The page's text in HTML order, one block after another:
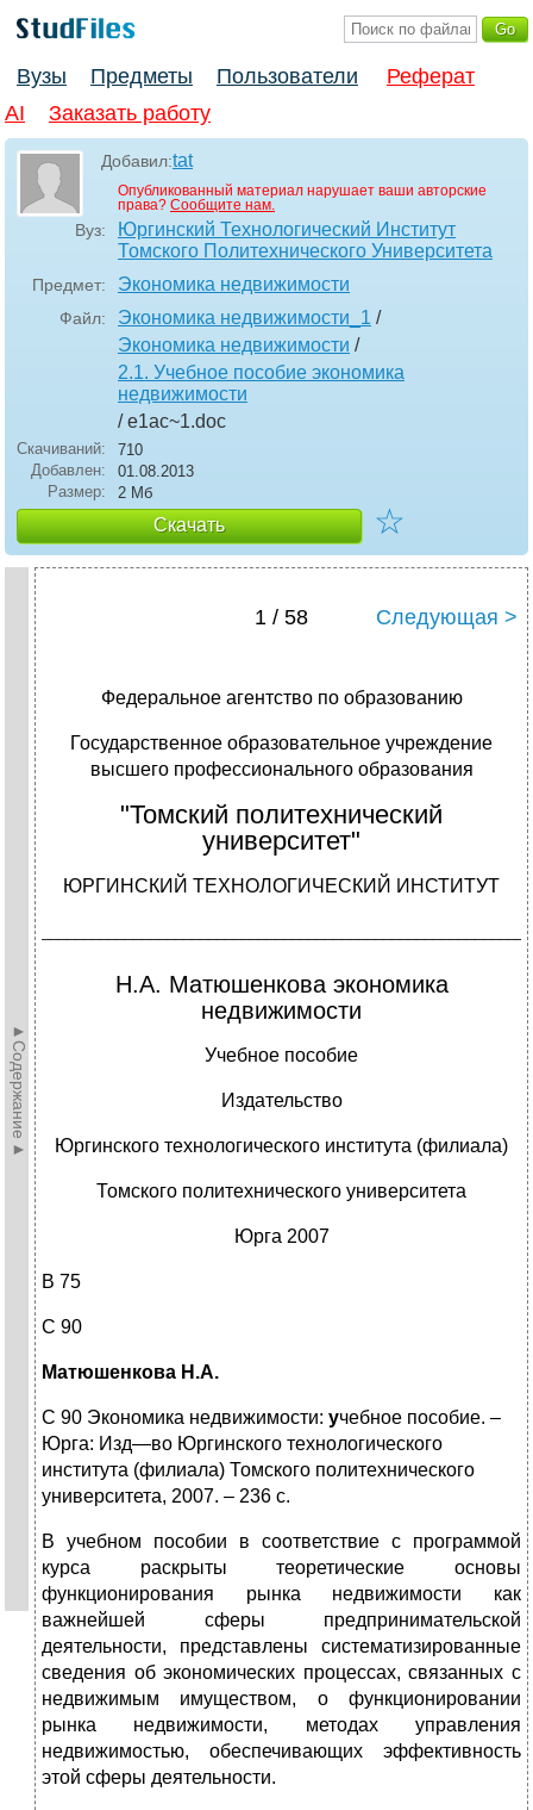
Вузы Предметы Пользователи
Реферат
AI
Заказать работу
Добавил:tat
Опубликованный материал нарушает ваши авторские
права? Сообщите нам.
Вуз:
Юргинский Технологический Институт
Томского Политехнического Университета
Предмет: Экономика недвижимости
Файл: Экономика недвижимости_1 /
Экономика недвижимости /
2.1. Учебное пособие экономика
недвижимости
/ e1ac~1.doc
Скачиваний:
710
Добавлен:
01.08.2013
Размер:
2 Мб
Скачать ☆
►Содержание►
1 / 58 Следующая >
Федеральное агентство по образованию
Государственное образовательное учреждение
высшего профессионального образования
"Томский политехнический
университет"
ЮРГИНСКИЙ ТЕХНОЛОГИЧЕСКИЙ ИНСТИТУТ
Н.А. Матюшенкова экономика
недвижимости
Учебное пособие
Издательство
Юргинского технологического института (филиала)
Томского политехнического университета
Юрга 2007
В 75
C 90
Матюшенкова Н.А.
С 90 Экономика недвижимости: учебное пособие. –
Юрга: Изд—во Юргинского технологического
института (филиала) Томского политехнического
университета, 2007. – 236 с.
В учебном пособии в соответствие с программой
курса раскрыты теоретические основы
функционирования рынка недвижимости как
важнейшей сферы предпринимательской
деятельности, представлены систематизированные
сведения об экономических процессах, связанных с
недвижимым имуществом, о функционировании
рынка недвижимости, методах управления
недвижимостью, обеспечивающих эффективность
этой сферы деятельности.